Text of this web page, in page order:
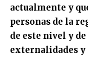
actualmente y
personas de la
de este nivel y
externalidades y